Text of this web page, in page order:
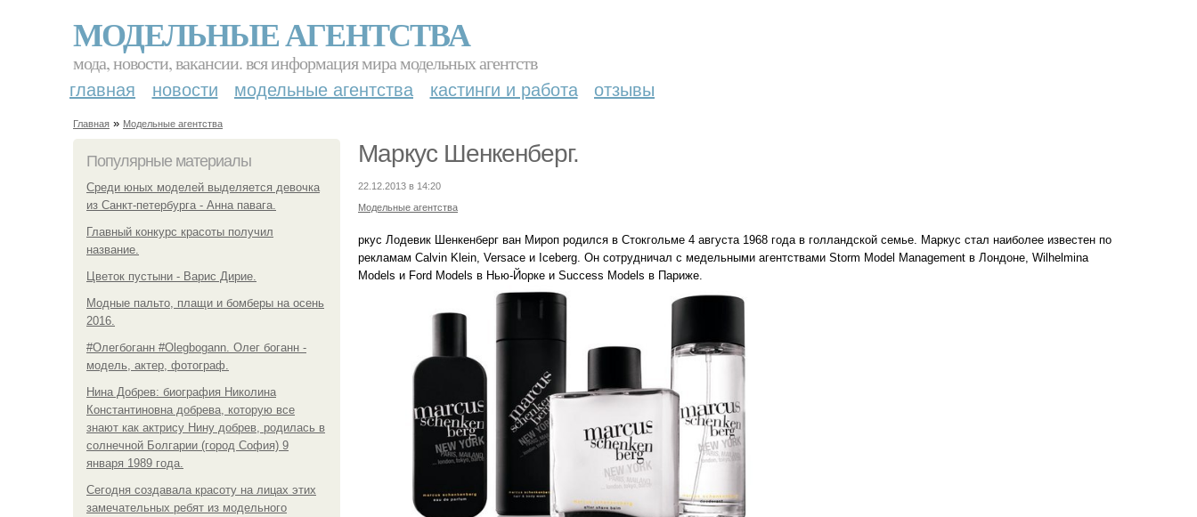
МОДЕЛЬНЫЕ АГЕНТСТВА
мода, новости, вакансии. вся информация мира модельных агентств
главная новости модельные агентства кастинги и работа отзывы
Главная » Модельные агентства
Популярные материалы
Среди юных моделей выделяется девочка
из Санкт-петербурга - Анна павага.
Главный конкурс красоты получил
название.
Цветок пустыни - Варис Дирие.
Модные пальто, плащи и бомберы на осень
2016.
#Олегбоганн #Olegbogann. Олег боганн -
модель, актер, фотограф.
Нина Добрев: биография Николина
Константиновна добрева, которую все
знают как актрису Нину добрев, родилась в
солнечной Болгарии (город София) 9
января 1989 года.
Сегодня создавала красоту на лицах этих
замечательных ребят из модельного
Маркус Шенкенберг.
22.12.2013 в 14:20
Модельные агентства
ркус Лодевик Шенкенберг ван Мироп родился в Стокгольме 4 августа 1968 года в голландской семье. Маркус стал наиболее известен по
рекламам Calvin Klein, Versace и Iceberg. Он сотрудничал с медельными агентствами Storm Model Management в Лондоне, Wilhelmina
Models и Ford Models в Нью-Йорке и Success Models в Париже.